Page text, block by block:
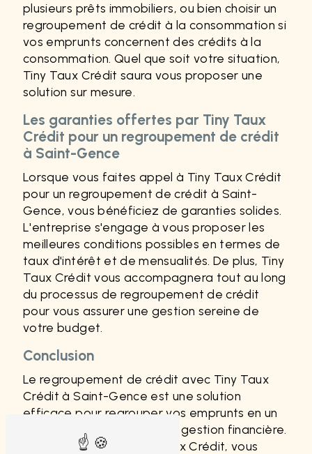
plusieurs prêts immobiliers, ou bien choisir un
regroupement de crédit à la consommation si
vos emprunts concernent des crédits à la
consommation. Quel que soit votre situation,
Tiny Taux Crédit saura vous proposer une
solution sur mesure.
Les garanties offertes par Tiny Taux
Crédit pour un regroupement de crédit
à Saint-Gence
Lorsque vous faites appel à Tiny Taux Crédit
pour un regroupement de crédit à Saint-
Gence, vous bénéficiez de garanties solides.
L'entreprise s'engage à vous proposer les
meilleures conditions possibles en termes de
taux d'intérêt et de mensualités. De plus, Tiny
Taux Crédit vous accompagnera tout au long
du processus de regroupement de crédit
pour vous assurer une gestion sereine de
votre budget.
Conclusion
Le regroupement de crédit avec Tiny Taux
Crédit à Saint-Gence est une solution
efficace pour regrouper vos emprunts en un
seul et simplifier ainsi votre gestion financière.
En faisant appel à Tiny Taux Crédit, vous